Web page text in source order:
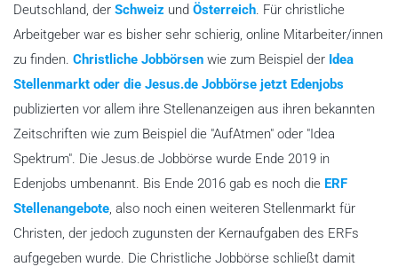
Deutschland, der Schweiz und Österreich . Für christliche
Arbeitgeber war es bisher sehr schierig, online Mitarbeiter/innen
zu finden. Christliche Jobbörsen wie zum Beispiel der Idea
Stellenmarkt oder die Jesus.de Jobbörse jetzt Edenjobs
publizierten vor allem ihre Stellenanzeigen aus ihren bekannten
Zeitschriften wie zum Beispiel die "AufAtmen" oder "Idea
Spektrum". Die Jesus.de Jobbörse wurde Ende 2019 in
Edenjobs umbenannt. Bis Ende 2016 gab es noch die ERF
Stellenangebote , also noch einen weiteren Stellenmarkt für
Christen, der jedoch zugunsten der Kernaufgaben des ERFs
aufgegeben wurde. Die Christliche Jobbörse schließt damit